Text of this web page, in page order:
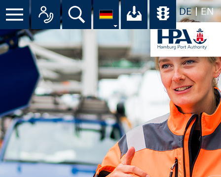
DE EN
Suche Ihr Download-